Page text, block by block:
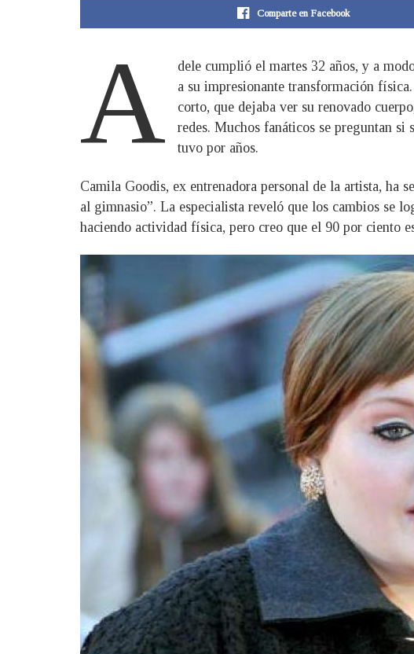
Comparte en Facebook
A
dele cumplió el martes 32 años, y a
a su impresionante transformación
corto, que dejaba ver su renovado
redes. Muchos fanáticos se preguntan
tuvo por años.
Camila Goodis, ex entrenadora personal de la artista, ha
al gimnasio”. La especialista reveló que los cambios se
haciendo actividad física, pero creo que el 90 por ciento